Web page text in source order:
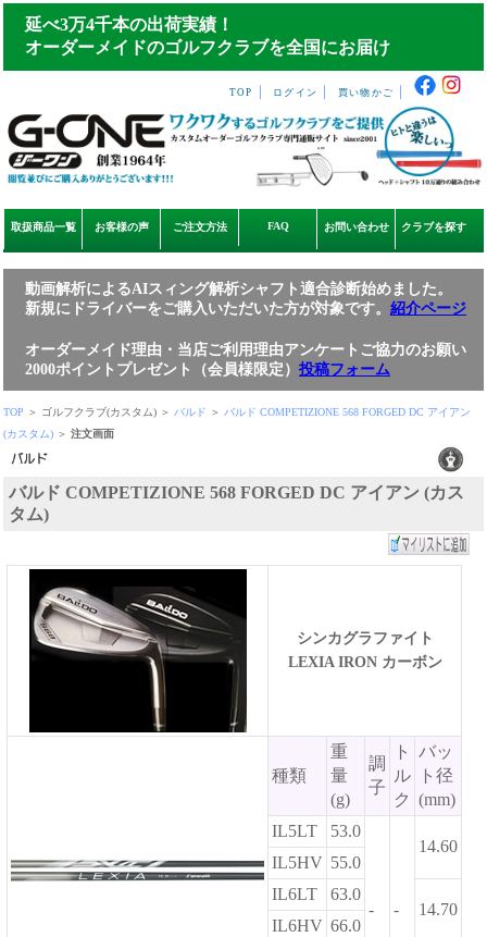
延べ3万4千本の出荷実績！
オーダーメイドのゴルフクラブを全国にお届け
TOP ログイン 買い物かご
取扱商品一覧 お客様の声 ご注文方法 FAQ お問い合わせ クラブを探す
動画解析によるAIスィング解析シャフト適合診断始めました。
新規にドライバーをご購入いただいた方が対象です。 紹介ページ
オーダーメイド理由・当店ご利用理由アンケートご協力のお願い
2000ポイントプレゼント（会員様限定） 投稿フォーム
TOP ＞ ゴルフクラブ(カスタム) ＞ バルド ＞ バルド COMPETIZIONE 568 FORGED DC アイアン
(カスタム) ＞ 注文画面
バルド COMPETIZIONE 568 FORGED DC アイアン (カス
タム)
シンカグラファイト
LEXIA IRON カーボン
種類
重
量
(g)
調
子
ト
ル
ク
バッ
ト径
(mm)
IL5LT
53.0
- -
14.60
IL5HV 55.0
IL6LT
63.0
14.70
IL6HV 66.0